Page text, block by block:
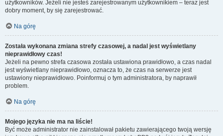
użytkowników. Jeżeli nie jesteś zarejestrowanym użytkownikiem – teraz jest
dobry moment, by się zarejestrować.
Na górę
Została wykonana zmiana strefy czasowej, a nadal jest wyświetlany
nieprawidłowy czas!
Jeżeli na pewno strefa czasowa została ustawiona prawidłowo, a czas nadal
jest wyświetlany nieprawidłowo, oznacza to, że czas na serwerze jest
ustawiony nieprawidłowo. Poinformuj o tym administratora, by naprawił
problem.
Na górę
Mojego języka nie ma na liście!
Być może administrator nie zainstalował pakietu zawierającego twoją wersję